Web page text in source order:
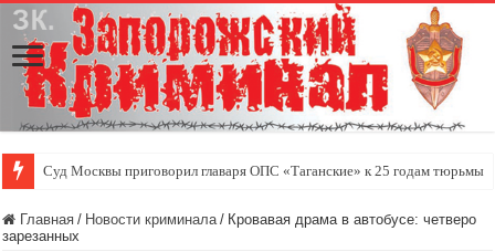
Суд Москвы приговорил главаря ОПС «Таганские» к 25 годам тюрьмы
Главная / Новости криминала / Кровавая драма в автобусе: четверо
зарезанных